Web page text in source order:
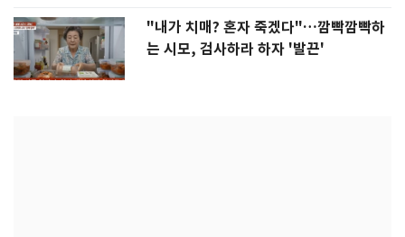
"내가 치매? 혼자 죽겠다"…깜빡깜빡하
는 시모, 검사하라 하자 '발끈'